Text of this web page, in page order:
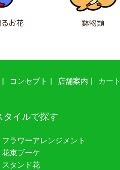
お花 鉢物類
コンセプト 店舗案内 カート
タイルで探す
フラワーアレンジメント
花束ブーケ
スタンド花